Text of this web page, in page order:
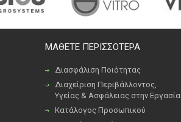
ΜΑΘΕΤΕ ΠΕΡΙΣΣΟΤΕΡΑ
Διασφάλιση Ποιότητας
Διαχείριση Περιβάλλοντος,
Υγείας & Ασφάλειας στην Εργασία
Κατάλογος Προσωπικού